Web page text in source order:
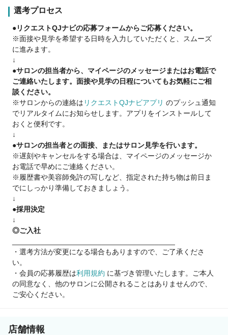
職場復帰したスタッフがたくさんいます！
▷第2新卒の方！
練習時間が確保できない…
教育環境に恵まれていない…
そんな方はぜひここでいっしょに学びましょう♪
★大手ならではの手厚い待遇
▷地方から都心部へ
◎ライフスタイルサポート制度
家賃補助 最大４万円
引越費用最大 10万円補助
入社1ヶ月後に 10万円支給
敷金・礼金・仲介手数料 不要
家具付き物件あり
※規定あり
アカデミー：東京・大阪・名古屋・福岡・仙台・広島
※専任トレーナー常駐
東京：月給25.05万円～
大阪：月給24万円～
名古屋：月給23.3万円～
広島：月給22.32万円～
仙台・札幌：月給22.1万円～
選考プロセス
●リクエストQJナビの応募フォームからご応募ください。
※面接や見学を希望する日時を入力していただくと、スムーズ
に進みます。
↓
●サロンの担当者から、マイページのメッセージまたはお電話で
ご連絡いたします。面接や見学の日程についてもお気軽にご相
談ください。
※サロンからの連絡は リクエストQJナビアプリ のプッシュ通知
でリアルタイムにお知らせします。アプリをインストールして
おくと便利です。
↓
●サロンの担当者との面接、またはサロン見学を行います。
※遅刻やキャンセルをする場合は、マイページのメッセージか
お電話で早めにご連絡ください。
※履歴書や美容師免許の写しなど、指定された持ち物は前日ま
でにしっかり準備しておきましょう。
↓
●採用決定
↓
◎ご入社
・選考方法が変更になる場合もありますので、ご了承くださ
い。
・会員の応募履歴は利用規約 に基づき管理いたします。ご本人
の同意なく、他のサロンに公開されることはありませんので、
ご安心ください。
店舗情報